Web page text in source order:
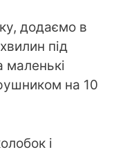
додаємо в
під
маленькі
на 10
і